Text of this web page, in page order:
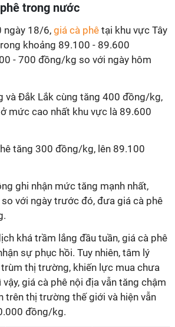
trong nước
ngày 18/6, giá cà phê tại khu vực Tây
khoảng 89.100 - 89.600
- 700 đồng/kg so với ngày hôm
và Đắk Lắk cùng tăng 400 đồng/kg,
mức cao nhất khu vực là 89.600
tăng 300 đồng/kg, lên 89.100
ghi nhận mức tăng mạnh nhất,
với ngày trước đó, đưa giá cà phê
khá trầm lắng đầu tuần, giá cà phê
sự phục hồi. Tuy nhiên, tâm lý
thị trường, khiến lực mua chưa
giá cà phê nội địa vẫn tăng chậm
trên thị trường thế giới và hiện vẫn
đồng/kg.